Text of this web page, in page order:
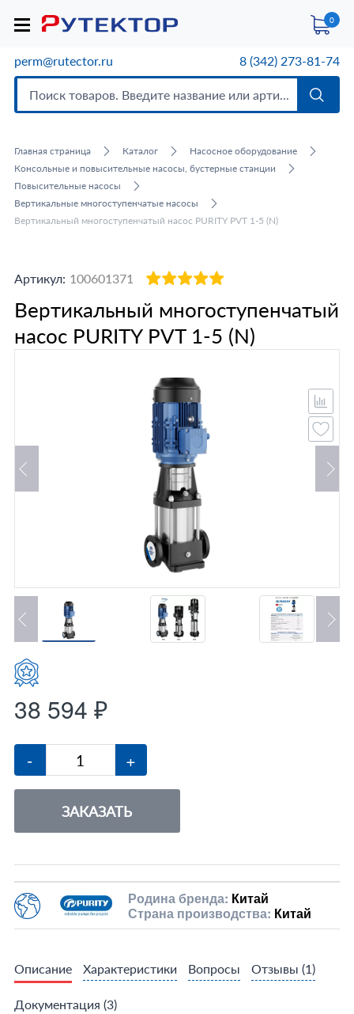
0
perm@rutector.ru 8 (342) 273-81-74
Главная страница Каталог
Насосное оборудование
Консольные и повысительные насосы, бустерные станции
Повысительные насосы
Вертикальные многоступенчатые насосы
Вертикальный многоступенчатый насос PURITY PVT 1-5 (N)
Артикул: 100601371
Вертикальный многоступенчатый
насос PURITY PVT 1-5 (N)
38 594 ₽
- +
ЗАКАЗАТЬ
Родина бренда: Китай
Страна производства: Китай
Описание Характеристики Вопросы Отзывы (1)
Документация (3)